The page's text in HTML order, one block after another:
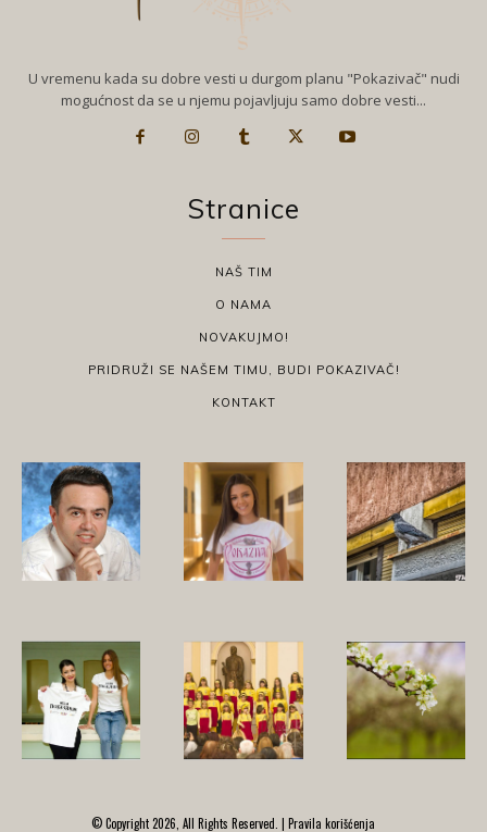
U vremenu kada su dobre vesti u durgom planu "Pokazivač" nudi
mogućnost da se u njemu pojavljuju samo dobre vesti...
Stranice
NAŠ TIM
O NAMA
NOVAKUJMO!
PRIDRUŽI SE NAŠEM TIMU, BUDI POKAZIVAČ!
KONTAKT
© Copyright 2026, All Rights Reserved. | Pravila korišćenja